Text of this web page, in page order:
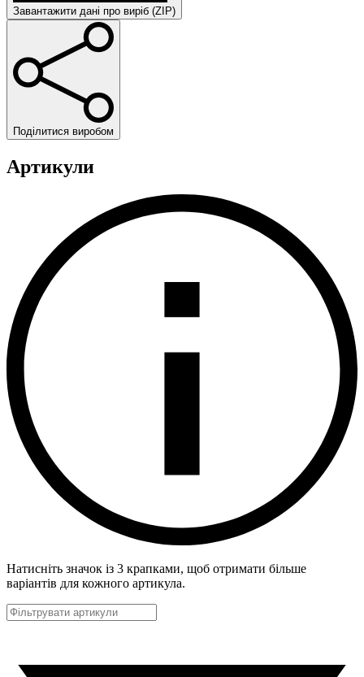
Завантажити дані про виріб (ZIP)
Поділитися виробом
Артикули
Натисніть значок із 3 крапками, щоб отримати більше
варіантів для кожного артикула.